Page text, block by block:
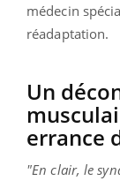
médecin
réadaptation.
Un
errance
"En clair, le